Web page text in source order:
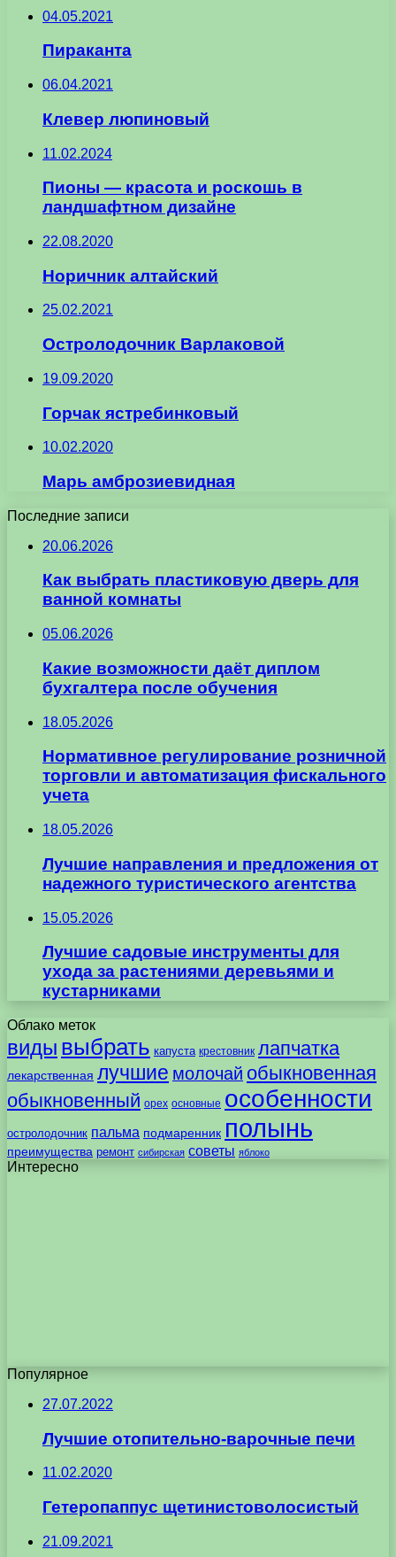
04.05.2021
Пираканта
06.04.2021
Клевер люпиновый
11.02.2024
Пионы — красота и роскошь в
ландшафтном дизайне
22.08.2020
Норичник алтайский
25.02.2021
Остролодочник Варлаковой
19.09.2020
Горчак ястребинковый
10.02.2020
Марь амброзиевидная
Последние записи
20.06.2026
Как выбрать пластиковую дверь для
ванной комнаты
05.06.2026
Какие возможности даёт диплом
бухгалтера после обучения
18.05.2026
Нормативное регулирование розничной
торговли и автоматизация фискального
учета
18.05.2026
Лучшие направления и предложения от
надежного туристического агентства
15.05.2026
Лучшие садовые инструменты для
ухода за растениями деревьями и
кустарниками
Облако меток
виды выбрать капуста крестовник лапчатка
лекарственная лучшие молочай обыкновенная
обыкновенный орех основные особенности
остролодочник пальма подмаренник полынь
преимущества ремонт сибирская советы яблоко
Интересно
Популярное
27.07.2022
Лучшие отопительно-варочные печи
11.02.2020
Гетеропаппус щетинистоволосистый
21.09.2021